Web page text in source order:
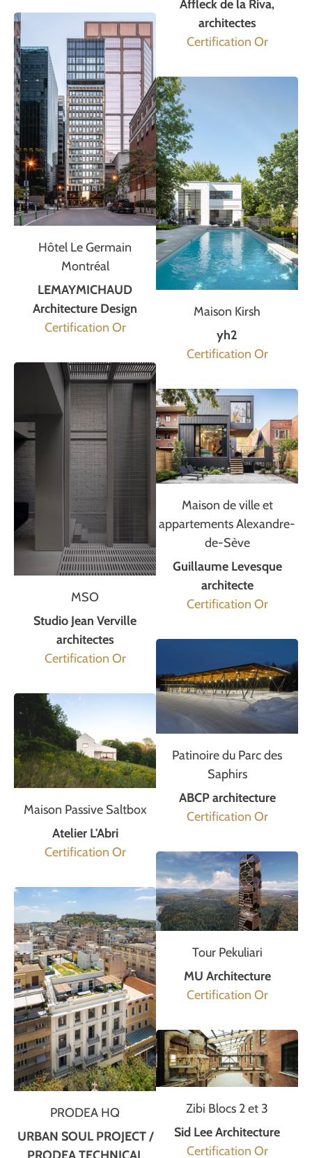
Hôtel Le Germain
Montréal
LEMAYMICHAUD
Architecture Design
Certification Or
MSO
Studio Jean Verville
architectes
Certification Or
Maison Passive Saltbox
Atelier L'Abri
Certification Or
PRODEA HQ
URBAN SOUL PROJECT /
Affleck de la Riva,
architectes
Certification Or
Maison Kirsh
yh2
Certification Or
Maison de ville et
appartements Alexandre-
de-Sève
Guillaume Levesque
architecte
Certification Or
Patinoire du Parc des
Saphirs
ABCP architecture
Certification Or
Tour Pekuliari
MU Architecture
Certification Or
Zibi Blocs 2 et 3
Sid Lee Architecture
Certification Or